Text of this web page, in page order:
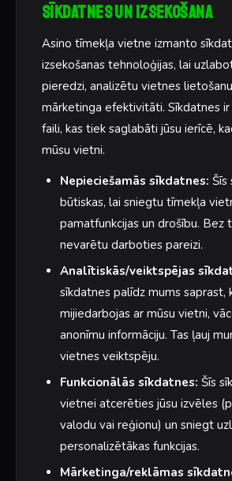
Sīkdatnes un izsekošana
Asino tīmekļa vietne izmanto
izsekošanas tehnoloģijas, lai
pieredzi, analizētu vietnes
mārketinga efektivitāti. Sīkdatnes
faili, kas tiek saglabāti jūsu ierīcē,
mūsu vietni.
Nepieciešamās sīkdatnes: Šīs
būtiskas, lai sniegtu tīmekļa
pamatfunkcijas un drošību. Bez
nevarētu darboties pareizi.
Analītiskās/veiktspējas
sīkdatnes palīdz mums saprast,
mijiedarbojas ar mūsu vietni,
anonīmu informāciju. Tas ļauj
vietnes veiktspēju.
Funkcionālās sīkdatnes: Šīs
vietnei atcerēties jūsu izvēles
valodu vai reģionu) un sniegt
personalizētākas funkcijas.
Mārketinga/reklāmas